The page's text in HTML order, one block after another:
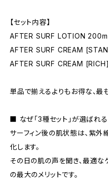
【セット内容】
AFTER SURF LOTION 200ml
AFTER SURF CREAM
AFTER SURF CREAM [RICH]
単品で揃えるよりもお得な、最
■ なぜ「3種セット」が選ばれる
サーフィン後の肌状態は、紫外
化します。
その日の肌の声を聞き、最適な
の最大のメリットです。